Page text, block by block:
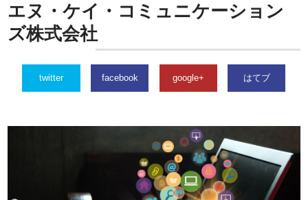
エヌ・ケイ・コミュニケーション
ズ株式会社
twitter facebook google+ はてブ